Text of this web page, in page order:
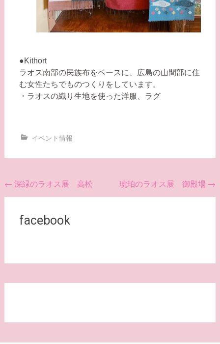
●Kithort
ラオス南部の民族布をベースに、広島の山間部に住
む女性たちでものつくりをしています。
・ラオスの織り生地を使った洋服、ラグ
イベント情報
投
稿
ー
シ
← 深緑のラオス展 高松 琥珀のラオス展 御殿場 →
facebook